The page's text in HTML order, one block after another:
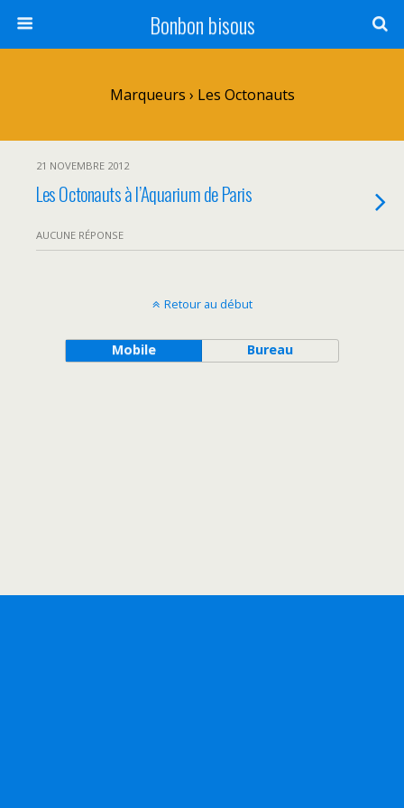
Bonbon bisous
Marqueurs › Les Octonauts
21 NOVEMBRE 2012
Les Octonauts à l’Aquarium de Paris
AUCUNE RÉPONSE
Retour au début
Mobile Bureau